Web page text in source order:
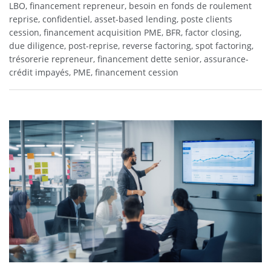
LBO, financement repreneur, besoin en fonds de roulement
reprise, confidentiel, asset-based lending, poste clients
cession, financement acquisition PME, BFR, factor closing,
due diligence, post-reprise, reverse factoring, spot factoring,
trésorerie repreneur, financement dette senior, assurance-
crédit impayés, PME, financement cession